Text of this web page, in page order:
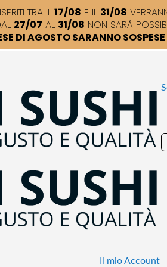
TRA IL 17/08 E IL 31/08
27/07 AL 31/08 NON SARÀ
DI AGOSTO SARANNO
Il mio Account